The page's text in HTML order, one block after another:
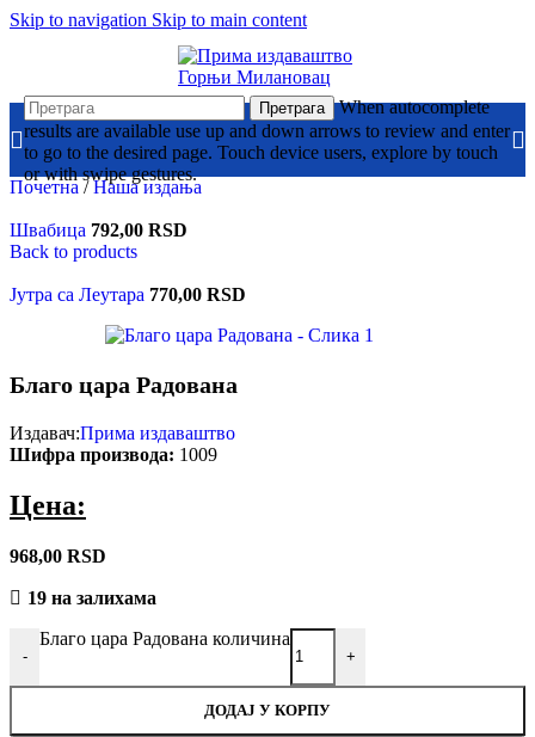
Skip to navigation Skip to main content
Претрага
When autocomplete
results are available use up and down arrows to review and enter
to go to the desired page. Touch device users, explore by touch
or with swipe gestures.
Почетна/ Наша издања
Швабица 792,00 RSD
Back to products
Јутра са Леутара 770,00 RSD
Благо цара Радована
Издавач:Прима издаваштво
Шифра производа: 1009
Цена:
968,00 RSD
19 на залихама
-
Благо цара Радована количина
+
ДОДАЈ У КОРПУ